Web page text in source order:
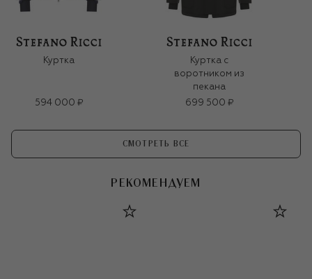
Куртка
594 000 ₽
Куртка с
воротником из
пекана
699 500 ₽
СМОТРЕТЬ ВСЕ
РЕКОМЕНДУЕМ